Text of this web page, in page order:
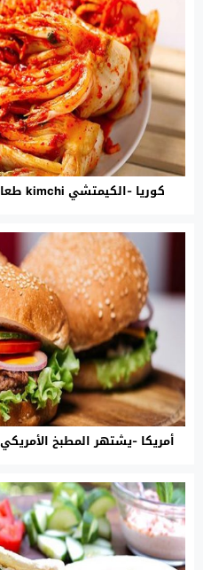
كوريا -الكيمتشي kimchi طعام كوري تقليدي وأساسي
أمريكا -يشتهر المطبخ